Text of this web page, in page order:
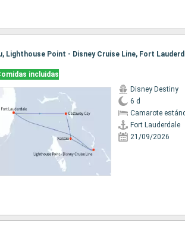
Lighthouse Point - Disney Cruise Line, Fort
incluidas
Disney Destiny
6 d
Camarote
Fort Lauderdale
21/09/2026